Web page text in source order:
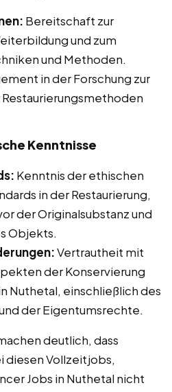
Bereitschaft zur
und zum
und Methoden.
in der Forschung zur
Kenntnisse
Kenntnis der ethischen
in der Restaurierung,
der Originalsubstanz und
Objekts.
Vertrautheit mit
der Konservierung
Nuthetal, einschließlich des
der Eigentumsrechte.
deutlich, dass
diesen Vollzeitjobs,
Jobs in Nuthetal nicht